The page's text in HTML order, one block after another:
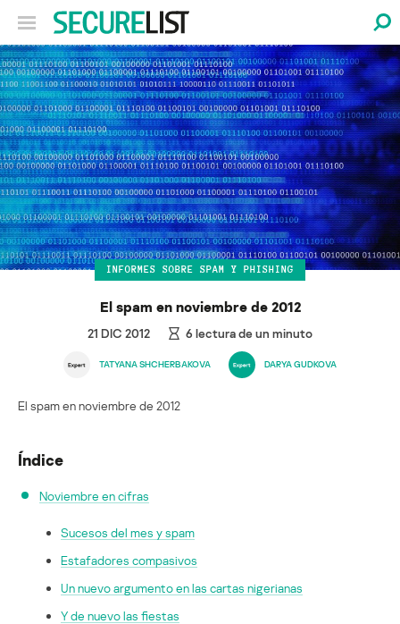
INFORMES SOBRE SPAM Y PHISHING
El spam en noviembre de 2012
21 DIC 2012 6 lectura de un minuto
TATYANA SHCHERBAKOVA DARYA GUDKOVA
El spam en noviembre de 2012
Índice
Noviembre en cifras
Sucesos del mes y spam
Estafadores compasivos
Un nuevo argumento en las cartas nigerianas
Y de nuevo las fiestas